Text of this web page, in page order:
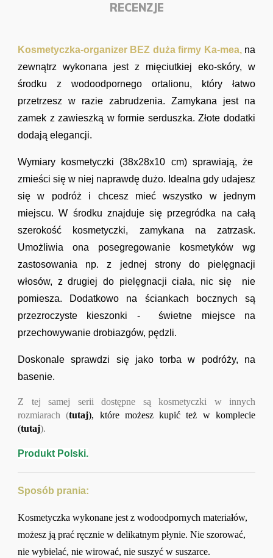
RECENZJE
Kosmetyczka-organizer BEZ duża firmy Ka-mea, na
zewnątrz wykonana jest z mięciutkiej eko-skóry, w
środku z wodoodpornego ortalionu, który łatwo
przetrzesz w razie zabrudzenia. Zamykana jest na
zamek z zawieszką w formie serduszka. Złote dodatki
dodają elegancji.
Wymiary kosmetyczki (38x28x10 cm) sprawiają, że
zmieści się w niej naprawdę dużo. Idealna gdy udajesz
się w podróż i chcesz mieć wszystko w jednym
miejscu. W środku znajduje się przegródka na całą
szerokość kosmetyczki, zamykana na zatrzask.
Umożliwia ona posegregowanie kosmetyków wg
zastosowania np. z jednej strony do pielęgnacji
włosów, z drugiej do pielęgnacji ciała, nic się nie
pomiesza. Dodatkowo na ściankach bocznych są
przezroczyste kieszonki - świetne miejsce na
przechowywanie drobiazgów, pędzli.
Doskonale sprawdzi się jako torba w podróży, na
basenie.
Z tej samej serii dostępne są kosmetyczki w innych
rozmiarach (tutaj), które możesz kupić też w komplecie
(tutaj).
Produkt Polski.
Sposób prania:
Kosmetyczka wykonane jest z wodoodpornych materiałów,
możesz ją prać ręcznie w delikatnym płynie. Nie szorować,
nie wybielać, nie wirować, nie suszyć w suszarce.